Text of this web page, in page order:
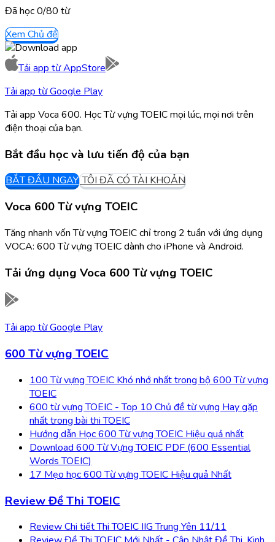
Đã học0/80 từ
Xem Chủ đề
Tải app từAppStore
Tải app từGoogle Play
Tải app Voca 600. Học Từ vựng TOEIC mọi lúc, mọi nơi trên
điện thoại của bạn.
Bắt đầu học và lưu tiến độ của bạn
BẮT ĐẦU NGAY TÔI ĐÃ CÓ TÀI KHOẢN
Voca 600 Từ vựng TOEIC
Tăng nhanh vốn Từ vựng TOEIC chỉ trong 2 tuần với ứng dụng
VOCA: 600 Từ vựng TOEIC dành cho iPhone và Android.
Tải ứng dụng Voca 600 Từ vựng TOEIC
Tải app từGoogle Play
600 Từ vựng TOEIC
100 Từ vựng TOEIC Khó nhớ nhất trong bộ 600 Từ vựng
TOEIC
600 từ vựng TOEIC - Top 10 Chủ đề từ vựng Hay gặp
nhất trong bài thi TOEIC
Hướng dẫn Học 600 Từ vựng TOEIC Hiệu quả nhất
Download 600 Từ Vựng TOEIC PDF (600 Essential
Words TOEIC)
17 Mẹo học 600 Từ vựng TOEIC Hiệu quả Nhất
Review Đề Thi TOEIC
Review Chi tiết Thi TOEIC IIG Trung Yên 11/11